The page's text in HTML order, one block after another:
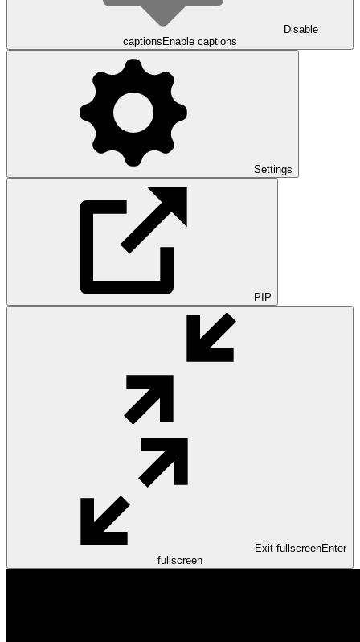
Disable
captionsEnable captions
Settings
PIP
Exit fullscreenEnter
fullscreen